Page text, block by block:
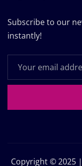
Subscribe to our
instantly!
Copyright © 2025